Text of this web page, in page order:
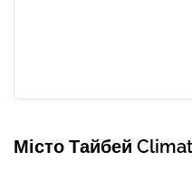
Місто Тайбей